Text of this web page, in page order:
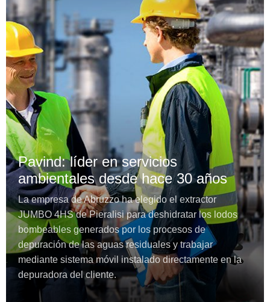
Pavind: líder en servicios
ambientales desde hace 30 años
La empresa de Abruzzo ha elegido el extractor
JUMBO 4HS de Pieralisi para deshidratar los lodos
bombeables generados por los procesos de
depuración de las aguas residuales y trabajar
mediante sistema móvil instalado directamente en la
depuradora del cliente.